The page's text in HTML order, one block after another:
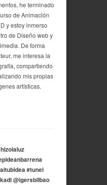
he terminado
de Animación
y estoy inmerso
de Diseño web y
De forma
me interesa la
compartiendo
mis propias
artísticas.
#tunel
@igersbilbao